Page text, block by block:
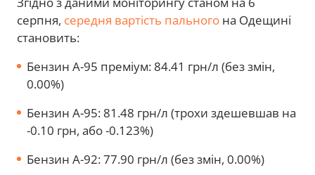
серпня, середня вартість пального на Одещині
становить:
Бензин А-95 преміум: 84.41 грн/л (без змін,
0.00%)
Бензин А-95: 81.48 грн/л (трохи здешевшав на
-0.10 грн, або -0.123%)
Бензин А-92: 77.90 грн/л (без змін, 0.00%)